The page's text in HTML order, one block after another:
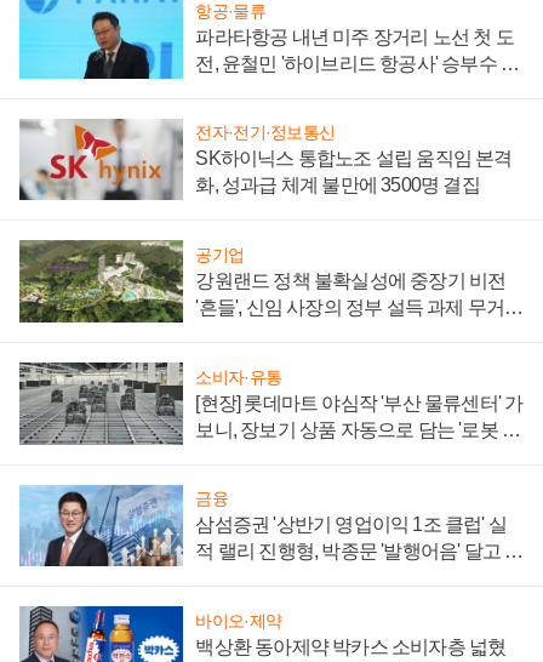
항공·물류
파라타항공 내년 미주 장거리 노선 첫 도
전, 윤철민 '하이브리드 항공사' 승부수 통
전자·전기·정보통신
SK하이닉스 통합노조 설립 움직임 본격
화, 성과급 체계 불만에 3500명 결집
공기업
강원랜드 정책 불확실성에 중장기 비전
'흔들', 신임 사장의 정부 설득 과제 무거워
소비자·유통
[현장] 롯데마트 야심작 '부산 물류센터' 가
보니, 장보기 상품 자동으로 담는 '로봇 40
금융
삼섬증권 '상반기 영업이익 1조 클럽' 실
적 랠리 진행형, 박종문 '발행어음' 달고 연
바이오·제약
백상환 동아제약 박카스 소비자층 넓혔